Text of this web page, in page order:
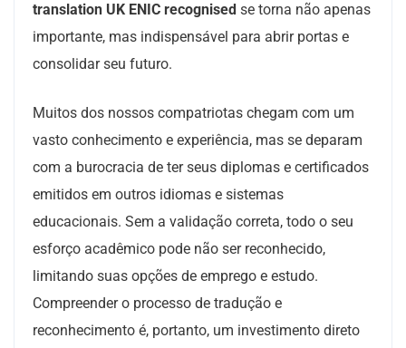
translation UK ENIC recognised se torna não apenas
importante, mas indispensável para abrir portas e
consolidar seu futuro.
Muitos dos nossos compatriotas chegam com um
vasto conhecimento e experiência, mas se deparam
com a burocracia de ter seus diplomas e certificados
emitidos em outros idiomas e sistemas
educacionais. Sem a validação correta, todo o seu
esforço acadêmico pode não ser reconhecido,
limitando suas opções de emprego e estudo.
Compreender o processo de tradução e
reconhecimento é, portanto, um investimento direto